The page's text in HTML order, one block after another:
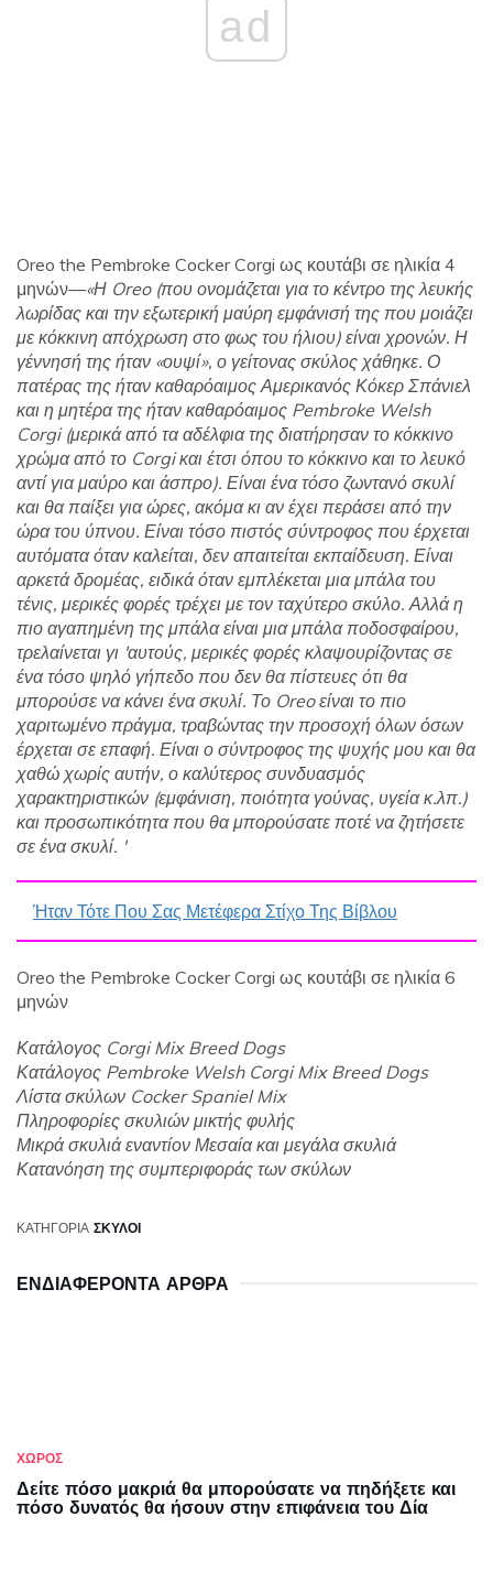
ad
Oreo the Pembroke Cocker Corgi ως κουτάβι σε ηλικία 4
μηνών—«Η Oreo (που ονομάζεται για το κέντρο της λευκής
λωρίδας και την εξωτερική μαύρη εμφάνισή της που μοιάζει
με κόκκινη απόχρωση στο φως του ήλιου) είναι χρονών. Η
γέννησή της ήταν «ουψί», ο γείτονας σκύλος χάθηκε. Ο
πατέρας της ήταν καθαρόαιμος Αμερικανός Κόκερ Σπάνιελ
και η μητέρα της ήταν καθαρόαιμος Pembroke Welsh
Corgi (μερικά από τα αδέλφια της διατήρησαν το κόκκινο
χρώμα από το Corgi και έτσι όπου το κόκκινο και το λευκό
αντί για μαύρο και άσπρο). Είναι ένα τόσο ζωντανό σκυλί
και θα παίξει για ώρες, ακόμα κι αν έχει περάσει από την
ώρα του ύπνου. Είναι τόσο πιστός σύντροφος που έρχεται
αυτόματα όταν καλείται, δεν απαιτείται εκπαίδευση. Είναι
αρκετά δρομέας, ειδικά όταν εμπλέκεται μια μπάλα του
τένις, μερικές φορές τρέχει με τον ταχύτερο σκύλο. Αλλά η
πιο αγαπημένη της μπάλα είναι μια μπάλα ποδοσφαίρου,
τρελαίνεται γι 'αυτούς, μερικές φορές κλαψουρίζοντας σε
ένα τόσο ψηλό γήπεδο που δεν θα πίστευες ότι θα
μπορούσε να κάνει ένα σκυλί. Το Oreo είναι το πιο
χαριτωμένο πράγμα, τραβώντας την προσοχή όλων όσων
έρχεται σε επαφή. Είναι ο σύντροφος της ψυχής μου και θα
χαθώ χωρίς αυτήν, ο καλύτερος συνδυασμός
χαρακτηριστικών (εμφάνιση, ποιότητα γούνας, υγεία κ.λπ.)
και προσωπικότητα που θα μπορούσατε ποτέ να ζητήσετε
σε ένα σκυλί. '
Ήταν Τότε Που Σας Μετέφερα Στίχο Της Βίβλου
Oreo the Pembroke Cocker Corgi ως κουτάβι σε ηλικία 6
μηνών
Κατάλογος Corgi Mix Breed Dogs
Κατάλογος Pembroke Welsh Corgi Mix Breed Dogs
Λίστα σκύλων Cocker Spaniel Mix
Πληροφορίες σκυλιών μικτής φυλής
Μικρά σκυλιά εναντίον Μεσαία και μεγάλα σκυλιά
Κατανόηση της συμπεριφοράς των σκύλων
ΚΑΤΗΓΟΡΊΑ ΣΚΎΛΟΙ
ΕΝΔΙΑΦΈΡΟΝΤΑ ΆΡΘΡΑ
ΧΏΡΟΣ
Δείτε πόσο μακριά θα μπορούσατε να πηδήξετε και
πόσο δυνατός θα ήσουν στην επιφάνεια του Δία